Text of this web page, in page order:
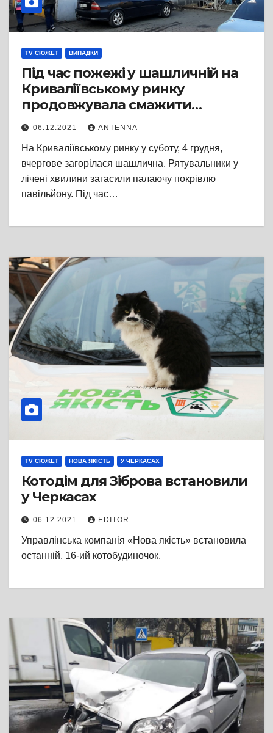
TV СЮЖЕТ ВИПАДКИ
Під час пожежі у шашличній на
Криваліївському ринку
продовжувала смажити
шашлики
06.12.2021 ANTENNA
На Криваліївському ринку у суботу, 4 грудня,
вчергове загорілася шашлична. Рятувальники у
лічені хвилини загасили палаючу покрівлю
павільйону. Під час…
TV СЮЖЕТ НОВА ЯКІСТЬ У ЧЕРКАСАХ
Котодім для Зіброва встановили
у Черкасах
06.12.2021 EDITOR
Управлінська компанія «Нова якість» встановила
останній, 16-ий котобудиночок.